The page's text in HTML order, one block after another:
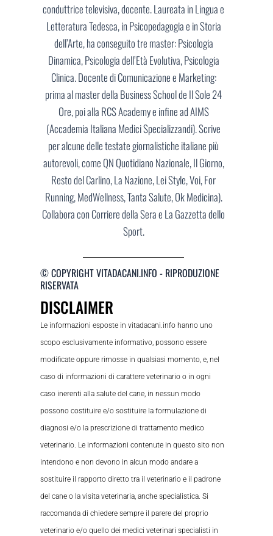
conduttrice televisiva, docente. Laureata in Lingua e
Letteratura Tedesca, in Psicopedagogia e in Storia
dell’Arte, ha conseguito tre master: Psicologia
Dinamica, Psicologia dell’Età Evolutiva, Psicologia
Clinica. Docente di Comunicazione e Marketing:
prima al master della Business School de Il Sole 24
Ore, poi alla RCS Academy e infine ad AIMS
(Accademia Italiana Medici Specializzandi). Scrive
per alcune delle testate giornalistiche italiane più
autorevoli, come QN Quotidiano Nazionale, Il Giorno,
Resto del Carlino, La Nazione, Lei Style, Voi, For
Running, MedWellness, Tanta Salute, Ok Medicina).
Collabora con Corriere della Sera e La Gazzetta dello
Sport.
© COPYRIGHT VITADACANI.INFO - RIPRODUZIONE
RISERVATA
DISCLAIMER
Le informazioni esposte in vitadacani.info hanno uno
scopo esclusivamente informativo, possono essere
modificate oppure rimosse in qualsiasi momento, e, nel
caso di informazioni di carattere veterinario o in ogni
caso inerenti alla salute del cane, in nessun modo
possono costituire e/o sostituire la formulazione di
diagnosi e/o la prescrizione di trattamento medico
veterinario. Le informazioni contenute in questo sito non
intendono e non devono in alcun modo andare a
sostituire il rapporto diretto tra il veterinario e il padrone
del cane o la visita veterinaria, anche specialistica. Si
raccomanda di chiedere sempre il parere del proprio
veterinario e/o quello dei medici veterinari specialisti in